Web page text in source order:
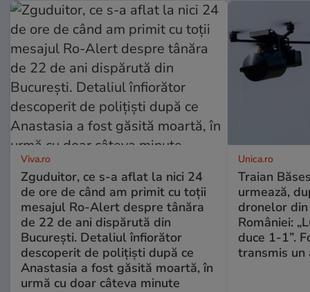
Viva.ro
Zguduitor, ce s-a aflat la nici 24
de ore de când am primit cu toții
mesajul Ro-Alert despre tânăra
de 22 de ani dispărută din
București. Detaliul înfiorător
descoperit de polițiști după ce
Anastasia a fost găsită moartă, în
urmă cu doar câteva minute
Unica.ro
Traian
urmează,
dronelor
României:
duce 1-1”.
transmis un